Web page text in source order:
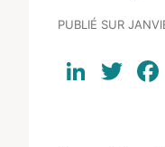
PUBLIÉ SUR